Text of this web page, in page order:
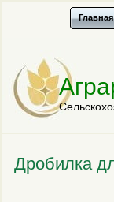
Главная
Дробилка